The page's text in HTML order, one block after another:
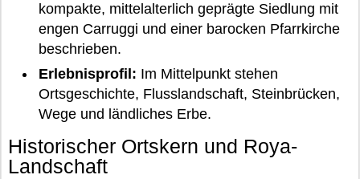
kompakte, mittelalterlich geprägte Siedlung mit
engen Carruggi und einer barocken Pfarrkirche
beschrieben.
Erlebnisprofil: Im Mittelpunkt stehen
Ortsgeschichte, Flusslandschaft, Steinbrücken,
Wege und ländliches Erbe.
Historischer Ortskern und Roya-
Landschaft